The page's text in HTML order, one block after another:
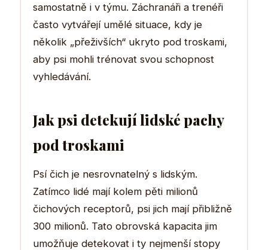
samostatně i v týmu. Záchranáři a trenéři
často vytvářejí umělé situace, kdy je
několik „přeživších“ ukryto pod troskami,
aby psi mohli trénovat svou schopnost
vyhledávání.
Jak psi detekují lidské pachy
pod troskami
Psí čich je nesrovnatelný s lidským.
Zatímco lidé mají kolem pěti milionů
čichových receptorů, psi jich mají přibližně
300 milionů. Tato obrovská kapacita jim
umožňuje detekovat i ty nejmenší stopy